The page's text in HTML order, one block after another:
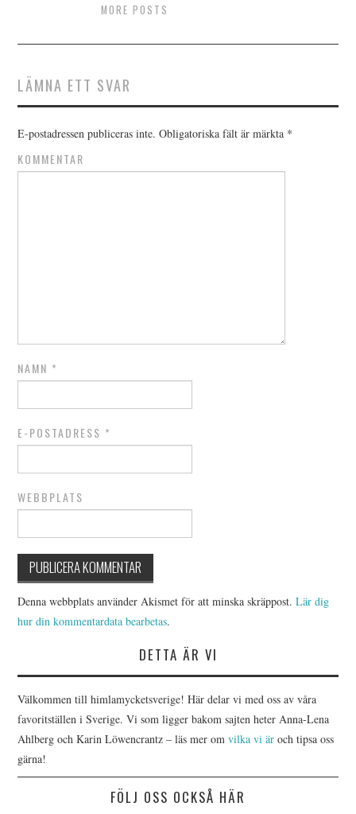
MORE POSTS
LÄMNA ETT SVAR
E-postadressen publiceras inte. Obligatoriska fält är märkta *
KOMMENTAR
NAMN *
E-POSTADRESS *
WEBBPLATS
Denna webbplats använder Akismet för att minska skräppost.Lär dig
hur din kommentardata bearbetas.
DETTA ÄR VI
Välkommen till himlamycketsverige! Här delar vi med oss av våra
favoritställen i Sverige. Vi som ligger bakom sajten heter Anna-Lena
Ahlberg och Karin Löwencrantz – läs mer omvilka vi är och tipsa oss
gärna!
FÖLJ OSS OCKSÅ HÄR